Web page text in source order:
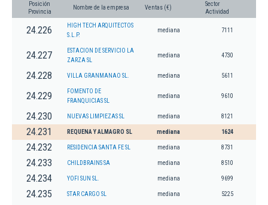
Posición
Provincia
Nombre de la empresa Ventas (€)
Sector
Actividad
24.226
HIGH TECH ARQUITECTOS
S.L.P.
mediana 7111
24.227
ESTACION DE SERVICIO LA
ZARZA SL
mediana 4730
24.228 VILLA GRANMANAO SL. mediana 5611
24.229
FOMENTO DE
FRANQUICIAS SL
mediana 9610
24.230 NUEVAS LIMPIEZAS SL mediana 8121
24.231 REQUENA Y ALMAGRO SL mediana 1624
24.232 RESIDENCIA SANTA FE SL mediana 8731
24.233 CHILDBRAINS SA mediana 8510
24.234 YOFI SUN SL. mediana 9699
24.235 STAR CARGO SL mediana 5225